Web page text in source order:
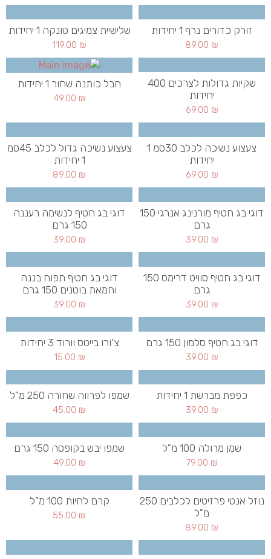
זורק כדורים נרף 1 יחידות
89.00 ₪
שלישיית צמיגים טונקה 1 יחידות
119.00 ₪
שקיות גדולות לצרכים 400
יחידות
69.00 ₪
חבל כותנה שחור 1 יחידות
49.00 ₪
צעצוע נשיכה לכלב 30סמ 1
יחידות
69.00 ₪
צעצוע נשיכה גדול לכלב 45סמ
1 יחידות
89.00 ₪
דוגי בג חטיף מורנינג אנרגי 150
גרם
39.00 ₪
דוגי בג חטיף לנשימה רעננה
150 גרם
39.00 ₪
דוגי בג חטיף סוויט דרימס 150
גרם
39.00 ₪
דוגי בג חטיף תפוח בננה
וחמאת בוטנים 150 גרם
39.00 ₪
דוגי בג חטיף סלמון 150 גרם
39.00 ₪
צ'ורו בייטס וורוד 3 יחידות
15.00 ₪
כפפת מברשת 1 יחידות
39.00 ₪
שמפו לפרווה שחורה 250 מ"ל
45.00 ₪
שמן מרולה 100 מ"ל
79.00 ₪
שמפו יבש בקופסה 150 גרם
49.00 ₪
נוזל אנטי פרזיטים לכלבים 250
מ"ל
89.00 ₪
קרם לחיות 100 מ"ל
55.00 ₪